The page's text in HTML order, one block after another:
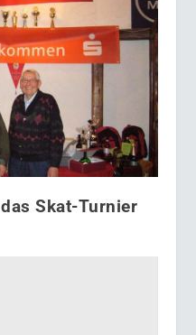
Skat-Turnier